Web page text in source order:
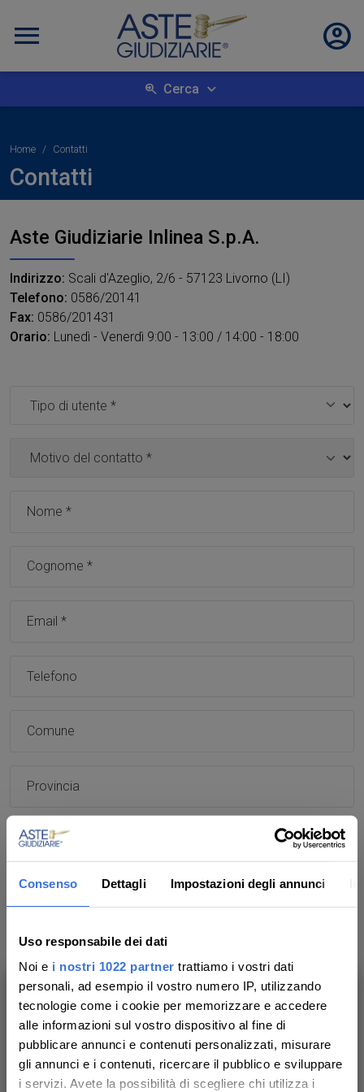
Consenso Dettagli Impostazioni degli annunci
Uso responsabile dei dati
Noi e i nostri 1022 partner trattiamo i vostri dati
personali, ad esempio il vostro numero IP, utilizzando
tecnologie come i cookie per memorizzare e accedere
alle informazioni sul vostro dispositivo al fine di
pubblicare annunci e contenuti personalizzati, misurare
gli annunci e i contenuti, ricercare il pubblico e sviluppare
i servizi. Avete la possibilità di scegliere chi utilizza i
Cerca
Home Contatti
Contatti
Aste Giudiziarie Inlinea S.p.A.
Indirizzo: Scali d'Azeglio, 2/6 - 57123 Livorno (LI)
Telefono: 0586/20141
Fax: 0586/201431
Orario: Lunedì - Venerdì 9:00 - 13:00 / 14:00 - 18:00
CAP
Indirizzo
Azienda
Messaggio *
Ti aiutiamo a trovare, comprendere e
partecipare all’asta in sicurezza.
Con noi, passo dopo passo.